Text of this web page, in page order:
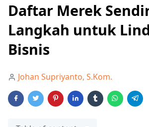
Daftar Merek
Langkah untuk
Bisnis
Johan Supriyanto, S.Kom.